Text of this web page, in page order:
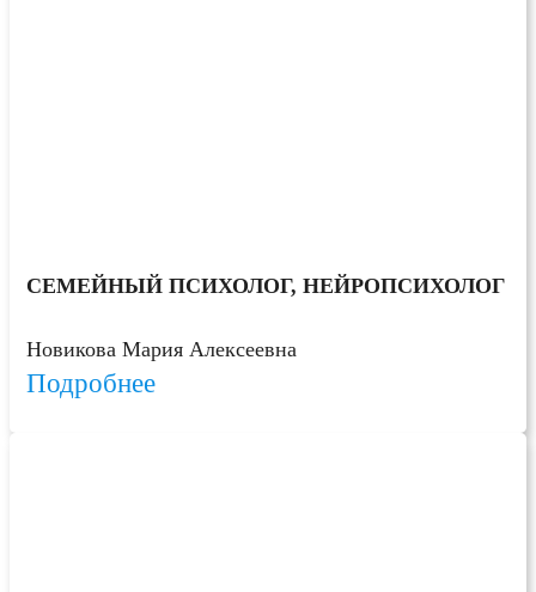
СЕМЕЙНЫЙ ПСИХОЛОГ, НЕЙРОПСИХОЛОГ
Новикова Мария Алексеевна
Подробнее